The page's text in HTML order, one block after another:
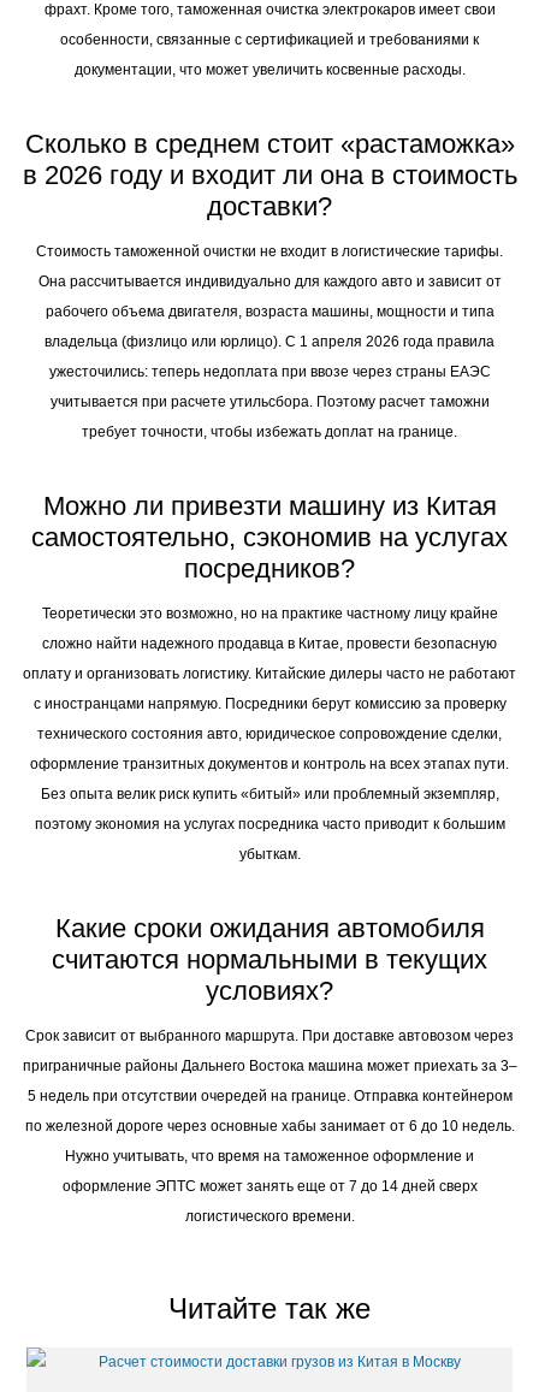
фрахт. Кроме того, таможенная очистка электрокаров имеет свои
особенности, связанные с сертификацией и требованиями к
документации, что может увеличить косвенные расходы.
Сколько в среднем стоит «растаможка»
в 2026 году и входит ли она в стоимость
доставки?
Стоимость таможенной очистки не входит в логистические тарифы.
Она рассчитывается индивидуально для каждого авто и зависит от
рабочего объема двигателя, возраста машины, мощности и типа
владельца (физлицо или юрлицо). С 1 апреля 2026 года правила
ужесточились: теперь недоплата при ввозе через страны ЕАЭС
учитывается при расчете утильсбора. Поэтому расчет таможни
требует точности, чтобы избежать доплат на границе.
Можно ли привезти машину из Китая
самостоятельно, сэкономив на услугах
посредников?
Теоретически это возможно, но на практике частному лицу крайне
сложно найти надежного продавца в Китае, провести безопасную
оплату и организовать логистику. Китайские дилеры часто не работают
с иностранцами напрямую. Посредники берут комиссию за проверку
технического состояния авто, юридическое сопровождение сделки,
оформление транзитных документов и контроль на всех этапах пути.
Без опыта велик риск купить «битый» или проблемный экземпляр,
поэтому экономия на услугах посредника часто приводит к большим
убыткам.
Какие сроки ожидания автомобиля
считаются нормальными в текущих
условиях?
Срок зависит от выбранного маршрута. При доставке автовозом через
приграничные районы Дальнего Востока машина может приехать за 3–
5 недель при отсутствии очередей на границе. Отправка контейнером
по железной дороге через основные хабы занимает от 6 до 10 недель.
Нужно учитывать, что время на таможенное оформление и
оформление ЭПТС может занять еще от 7 до 14 дней сверх
логистического времени.
Читайте так же